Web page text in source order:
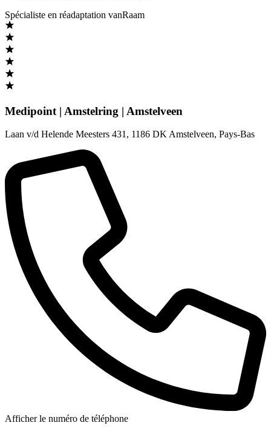
Spécialiste en réadaptation vanRaam
Medipoint | Amstelring | Amstelveen
Laan v/d Helende Meesters 431, 1186 DK Amstelveen, Pays-Bas
Afficher le numéro de téléphone